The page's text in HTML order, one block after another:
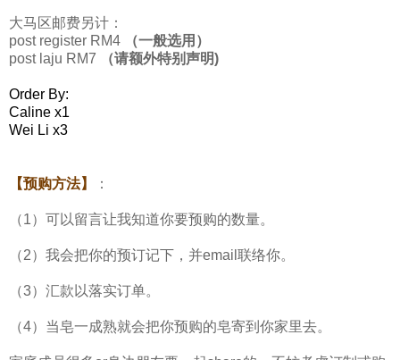
大马区邮费另计：
post register RM4
（一般选用）
post laju RM7
（请额外特别声明)
Order By:
Caline x1
Wei Li x3
【预购方法】 ：
（1）可以留言让我知道你要预购的数量。
（2）我会把你的预订记下，并email联络你。
（3）汇款以落实订单。
（4）当皂一成熟就会把你预购的皂寄到你家里去。